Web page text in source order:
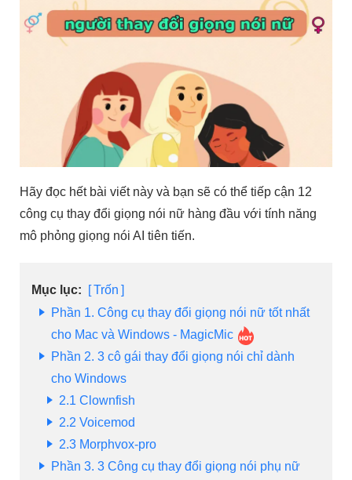
Hãy đọc hết bài viết này và bạn sẽ có thể tiếp cận 12
công cụ thay đổi giọng nói nữ hàng đầu với tính năng
mô phỏng giọng nói AI tiên tiến.
Mục lục:
Trốn
Phần 1. Công cụ thay đổi giọng nói nữ tốt nhất
cho Mac và Windows - MagicMic
Phần 2. 3 cô gái thay đổi giọng nói chỉ dành
cho Windows
2.1 Clownfish
2.2 Voicemod
2.3 Morphvox-pro
Phần 3. 3 Công cụ thay đổi giọng nói phụ nữ